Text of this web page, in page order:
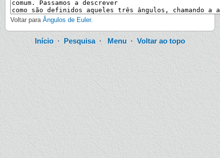
Voltar para Ângulos de Euler.
Início·Pesquisa·Menu· Voltar ao topo